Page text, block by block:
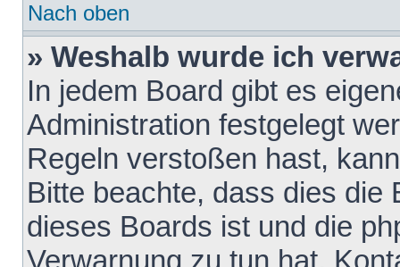
Nach oben
» Weshalb wurde ich
In jedem Board gibt es
Administration festgelegt
Regeln verstoßen hast,
Bitte beachte, dass dies die
dieses Boards ist und die
Verwarnung zu tun hat.